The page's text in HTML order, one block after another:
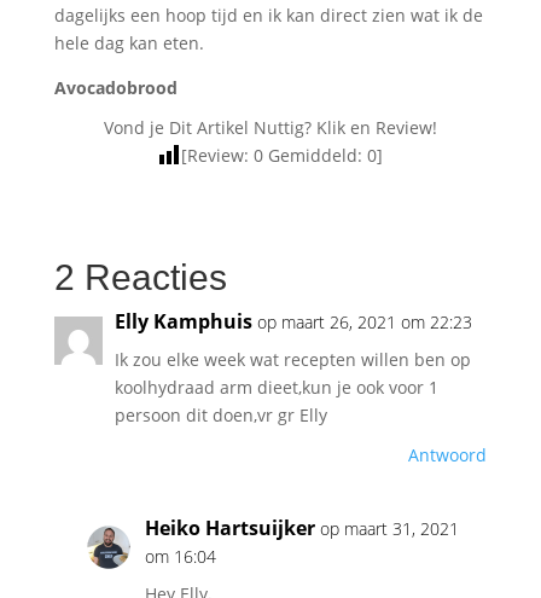
dagelijks een hoop tijd en ik kan direct zien wat ik de
hele dag kan eten.
Avocadobrood
Vond je Dit Artikel Nuttig? Klik en Review!
[Review:0 Gemiddeld:0]
2 Reacties
Elly Kamphuis op maart 26, 2021 om 22:23
Ik zou elke week wat recepten willen ben op
koolhydraad arm dieet,kun je ook voor 1
persoon dit doen,vr gr Elly
Antwoord
Heiko Hartsuijker op maart 31, 2021
om 16:04
Hey Elly,